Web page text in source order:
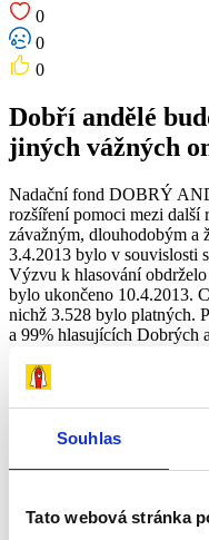
Souhlas
Tato webová stránka
0
0
0
Dobří andělé
jiných vážných
Nadační fond DOBRÝ
rozšíření pomoci mezi další
závažným, dlouhodobým a
3.4.2013 bylo v souvislosti
Výzvu k hlasování
bylo ukončeno 10.4.2013.
nichž 3.528 bylo platných.
a 99% hlasujících Dobrých
onemocnění dostaly do
rozšíření pomoci najdete